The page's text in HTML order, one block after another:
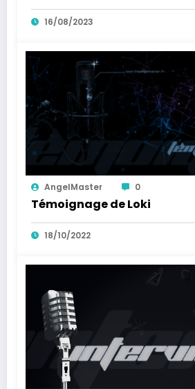
16/08/2023
AngelMaster 0
Témoignage de Loki
18/10/2022